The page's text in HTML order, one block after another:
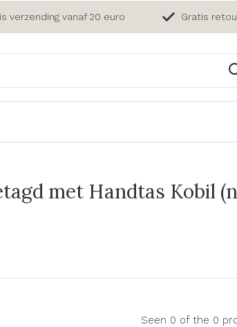
verzending vanaf 20 euro Gratis
met Handtas Kobil
Seen 0 of the 0